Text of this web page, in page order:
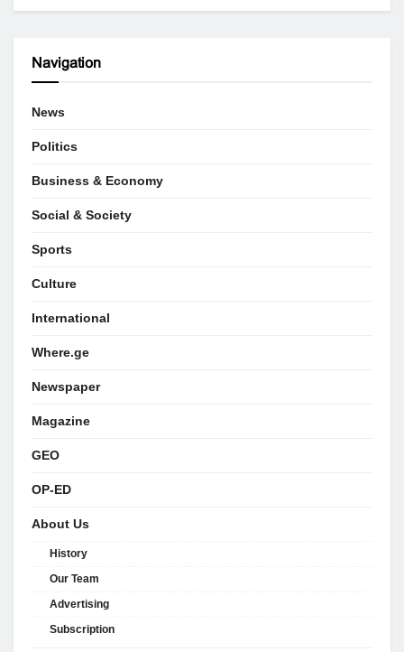
Navigation
News
Politics
Business & Economy
Social & Society
Sports
Culture
International
Where.ge
Newspaper
Magazine
GEO
OP-ED
About Us
History
Our Team
Advertising
Subscription